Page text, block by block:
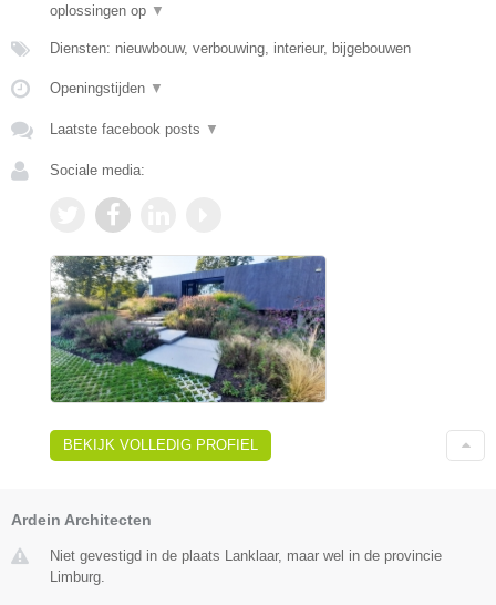
oplossingen op ▼
Diensten: nieuwbouw, verbouwing, interieur, bijgebouwen
Openingstijden ▼
Laatste facebook posts ▼
Sociale media:
BEKIJK VOLLEDIG PROFIEL
Ardein Architecten
Niet gevestigd in de plaats Lanklaar, maar wel in de provincie
Limburg.